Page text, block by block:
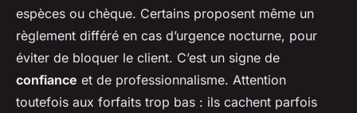
espèces ou chèque. Certains proposent même un
règlement différé en cas d’urgence nocturne, pour
éviter de bloquer le client. C’est un signe de
confiance et de professionnalisme. Attention
toutefois aux forfaits trop bas : ils cachent parfois